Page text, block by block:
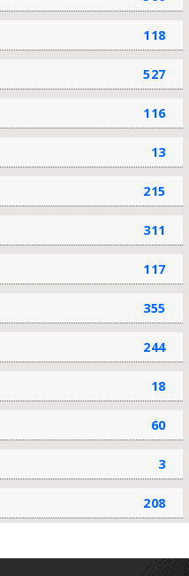
118
527
116
13
215
311
117
355
244
18
60
3
208